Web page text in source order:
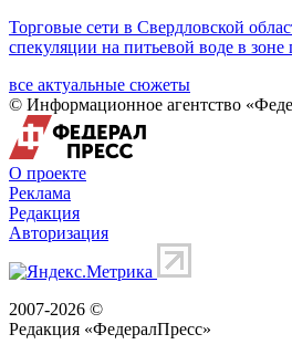
Торговые сети в Свердловской
спекуляции на питьевой воде в зоне
все актуальные сюжеты
© Информационное агентство
О проекте
Реклама
Редакция
Авторизация
2007-2026 ©
Редакция «ФедералПресс»